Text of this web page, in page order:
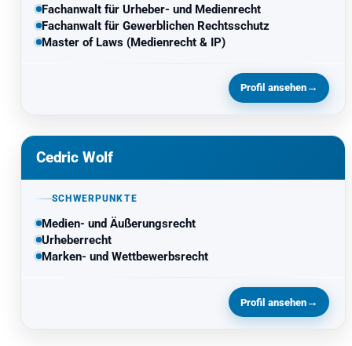
Fachanwalt für Urheber- und Medienrecht
Fachanwalt für Gewerblichen Rechtsschutz
Master of Laws (Medienrecht & IP)
Profil ansehen→
Cedric Wolf
SCHWERPUNKTE
Medien- und Äußerungsrecht
Urheberrecht
Marken- und Wettbewerbsrecht
Profil ansehen→